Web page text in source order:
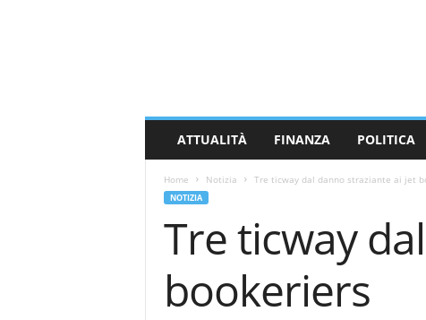
ATTUALITÀ FINANZA POLITICA
Home Notizia Tre ticway dal danno straziante ai jet
NOTIZIA
Tre ticway
bookeriers